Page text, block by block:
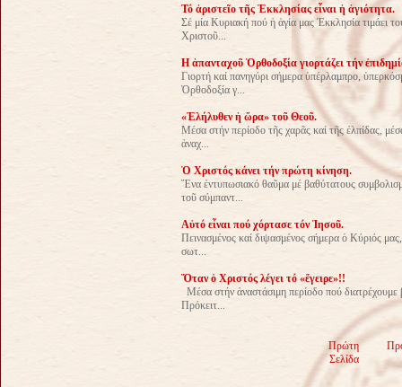
Τό ἀριστεῖο τῆς Ἐκκλησίας εἶναι ἡ ἁγιότητα.
Σέ μία Κυριακή πού ἡ ἁγία μας Ἐκκλησία τιμάει
Χριστοῦ...
Η ἁπανταχοῦ Ὀρθοδοξία γιορτάζει τήν
Γιορτή καί πανηγύρι σήμερα ὑπέρλαμπρο,
Ὀρθοδοξία γ...
«Ἐλήλυθεν ἡ ὥρα» τοῦ Θεοῦ.
Μέσα στήν περίοδο τῆς χαρᾶς καί τῆς ἐλπίδας,
ἀναχ...
Ὁ Χριστός κάνει τήν πρώτη κίνηση.
Ἕνα ἐντυπωσιακό θαῦμα μέ βαθύτατους
τοῦ σύμπαντ...
Αὐτό εἶναι πού χόρτασε τόν Ἰησοῦ.
Πεινασμένος καί διψασμένος σήμερα ὁ Κύριός
σωτ...
Ὅταν ὁ Χριστός λέγει τό «ἔγειρε»!!
Μέσα στήν ἀναστάσιμη περίοδο πού
Πρόκειτ...
Πρώτη
Σελίδα